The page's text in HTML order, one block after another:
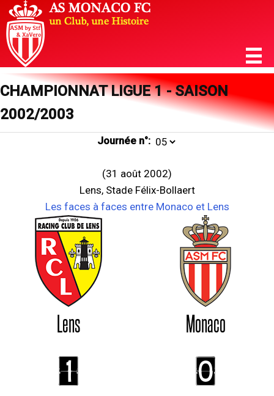
CHAMPIONNAT LIGUE 1 - SAISON
2002/2003
Journée n°:
(31 août 2002)
Lens, Stade Félix-Bollaert
Les faces à faces entre Monaco et Lens
Lens Monaco
1 0